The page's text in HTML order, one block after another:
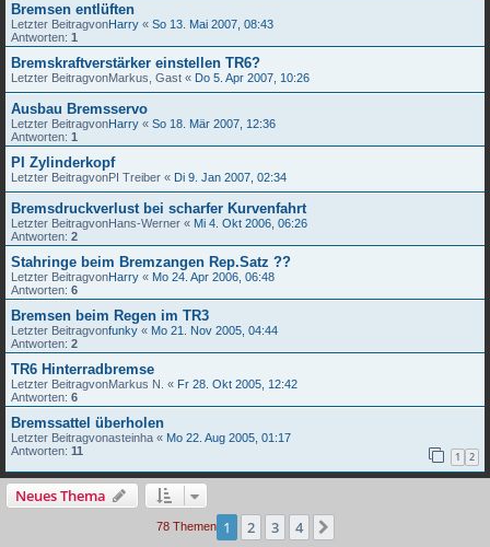
Bremsen entlüften
Letzter BeitragvonHarry « So 13. Mai 2007, 08:43
Antworten: 1
Bremskraftverstärker einstellen TR6?
Letzter BeitragvonMarkus, Gast « Do 5. Apr 2007, 10:26
Ausbau Bremsservo
Letzter BeitragvonHarry « So 18. Mär 2007, 12:36
Antworten: 1
PI Zylinderkopf
Letzter BeitragvonPI Treiber « Di 9. Jan 2007, 02:34
Bremsdruckverlust bei scharfer Kurvenfahrt
Letzter BeitragvonHans-Werner « Mi 4. Okt 2006, 06:26
Antworten: 2
Stahringe beim Bremzangen Rep.Satz ??
Letzter BeitragvonHarry « Mo 24. Apr 2006, 06:48
Antworten: 6
Bremsen beim Regen im TR3
Letzter Beitragvonfunky « Mo 21. Nov 2005, 04:44
Antworten: 2
TR6 Hinterradbremse
Letzter BeitragvonMarkus N. « Fr 28. Okt 2005, 12:42
Antworten: 6
Bremssattel überholen
Letzter Beitragvonasteinha « Mo 22. Aug 2005, 01:17
Antworten: 11 1 2
Neues Thema
78 Themen 1 2 3 4